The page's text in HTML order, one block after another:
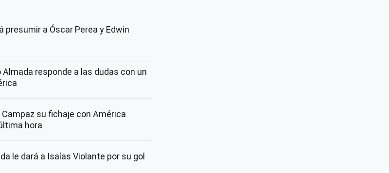
presumir a Óscar Perea y Edwin
Almada responde a las dudas con un
su fichaje con América
hora
le dará a Isaías Violante por su gol